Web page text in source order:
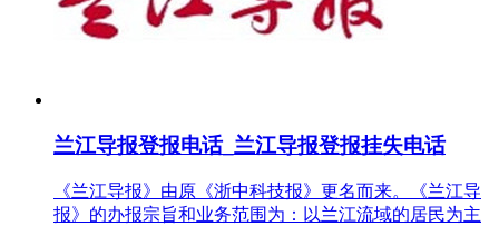
兰江导报登报电话_兰江导报登报挂失电话
《兰江导报》由原《浙中科技报》更名而来。《兰江导
报》的办报宗旨和业务范围为：以兰江流域的居民为主